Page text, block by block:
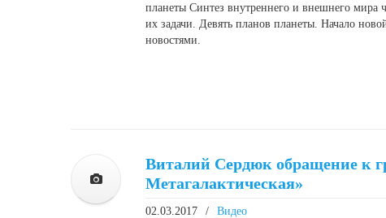
планеты Синтез внутреннего и внешнего мира
их задачи. Девять планов планеты. Начало
новостями.
Виталий Сердюк обращение к
Метагалактическая»
02.03.2017 / Видео